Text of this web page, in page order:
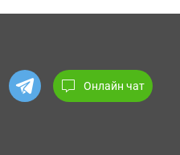
Онлайн чат